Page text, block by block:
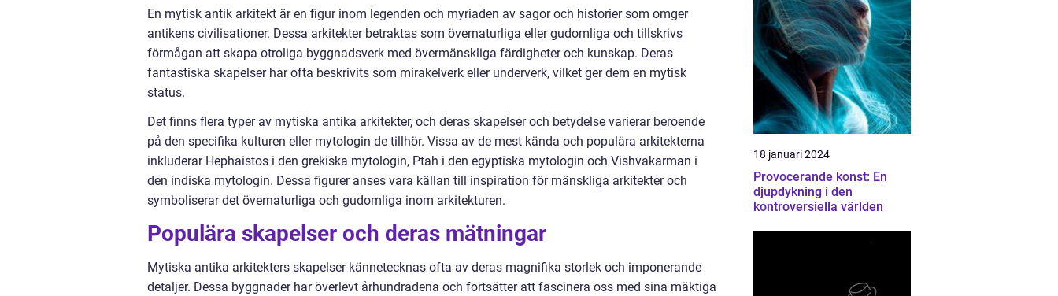
En mytisk antik arkitekt är en figur inom legenden och myriaden av sagor och historier som omger
antikens civilisationer. Dessa arkitekter betraktas som övernaturliga eller gudomliga och tillskrivs
förmågan att skapa otroliga byggnadsverk med övermänskliga färdigheter och kunskap. Deras
fantastiska skapelser har ofta beskrivits som mirakelverk eller underverk, vilket ger dem en mytisk
status.
Det finns flera typer av mytiska antika arkitekter, och deras skapelser och betydelse varierar beroende
på den specifika kulturen eller mytologin de tillhör. Vissa av de mest kända och populära arkitekterna
inkluderar Hephaistos i den grekiska mytologin, Ptah i den egyptiska mytologin och Vishvakarman i
den indiska mytologin. Dessa figurer anses vara källan till inspiration för mänskliga arkitekter och
symboliserar det övernaturliga och gudomliga inom arkitekturen.
Populära skapelser och deras mätningar
Mytiska antika arkitekters skapelser kännetecknas ofta av deras magnifika storlek och imponerande
detaljer. Dessa byggnader har överlevt århundradena och fortsätter att fascinera oss med sina mäktiga
18 januari 2024
Provocerande konst: En
djupdykning i den
kontroversiella världen